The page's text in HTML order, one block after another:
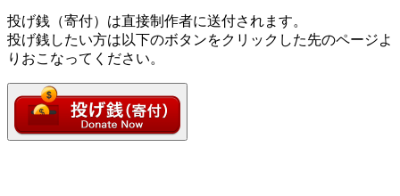
投げ銭（寄付）は直接制作者に送付されます。
投げ銭したい方は以下のボタンをクリックした先のページよ
りおこなってください。